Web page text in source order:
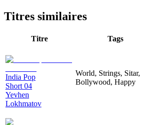
Titres similaires
Titre Tags
India Pop
Short 04
Yevhen
Lokhmatov
World, Strings, Sitar,
Bollywood, Happy